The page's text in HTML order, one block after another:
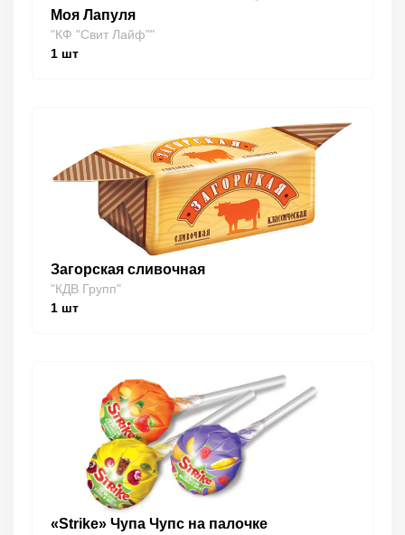
Моя Лапуля
"КФ "Свит Лайф""
1 шт
Загорская сливочная
"КДВ Групп"
1 шт
«Strike» Чупа Чупс на палочке